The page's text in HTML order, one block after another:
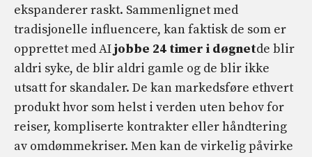
ekspanderer raskt. Sammenlignet med
tradisjonelle influencere, kan faktisk de som er
opprettet med AIjobbe 24 timer i døgnetde blir
aldri syke, de blir aldri gamle og de blir ikke
utsatt for skandaler. De kan markedsføre ethvert
produkt hvor som helst i verden uten behov for
reiser, kompliserte kontrakter eller håndtering
av omdømmekriser. Men kan de virkelig påvirke